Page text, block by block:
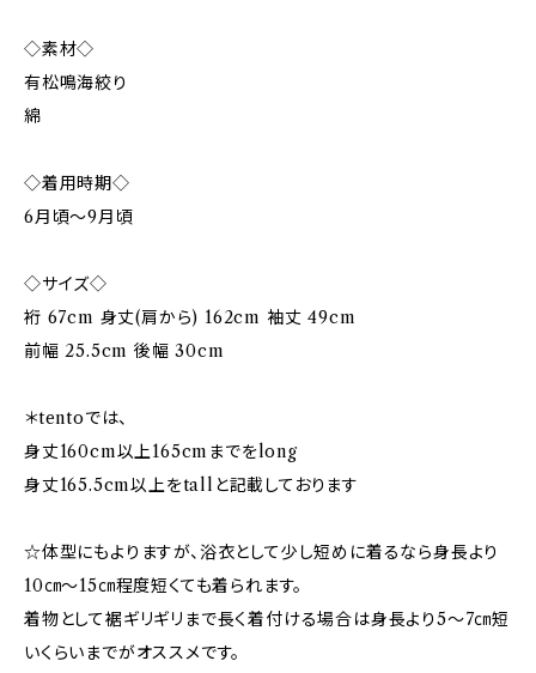
◇素材◇
有松鳴海絞り
綿
◇着用時期◇
6月頃～9月頃
◇サイズ◇
裄 67cm 身丈(肩から) 162cm 袖丈 49cm
前幅 25.5cm 後幅 30cm
＊tentoでは、
身丈160cm以上165cmまでをlong
身丈165.5cm以上をtallと記載しております
☆体型にもよりますが、浴衣として少し短めに着るなら身長より
10㎝〜15㎝程度短くても着られます。
着物として裾ギリギリまで長く着付ける場合は身長より5〜7㎝短
いくらいまでがオススメです。